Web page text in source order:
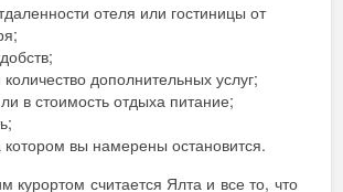
отеля или гостиницы от
дополнительных услуг;
в стоимость отдыха питание;
котором вы намерены остановится.
курортом считается Ялта и все то, что